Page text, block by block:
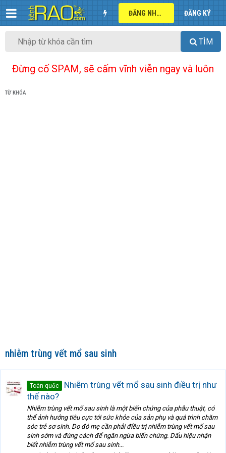
ĐĂNG NHẬP ĐĂNG KÝ
TÌM
Đừng cố SPAM, sẽ cấm vĩnh viễn ngay và luôn
TỪ KHÓA
nhiễm trùng vết mổ sau sinh
Toàn quốc
Nhiễm trùng vết mổ sau sinh điều trị như
thế nào?
Nhiễm trùng vết mổ sau sinh là một biến chứng của phẫu thuật, có
thể ảnh hưởng tiêu cực tới sức khỏe của sản phụ và quá trình chăm
sóc trẻ sơ sinh. Do đó mẹ cần phải điều trị nhiễm trùng vết mổ sau
sinh sớm và đúng cách để ngăn ngừa biến chứng. Dấu hiệu nhận
biết nhiễm trùng vết mổ sau sinh...